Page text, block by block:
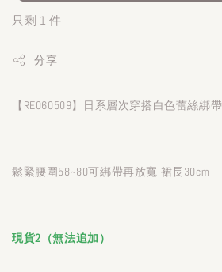
只剩 1 件
分享
【RE060509】日系層次穿搭白色蕾絲綁
鬆緊腰圍58~80可綁帶再放寬 裙長30cm
現貨2（無法追加）